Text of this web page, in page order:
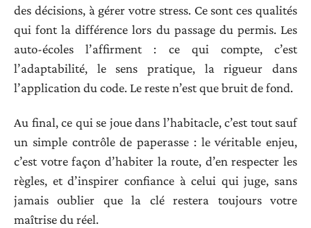
des décisions, à gérer votre stress. Ce sont ces qualités
qui font la différence lors du passage du permis. Les
auto-écoles l’affirment : ce qui compte, c’est
l’adaptabilité, le sens pratique, la rigueur dans
l’application du code. Le reste n’est que bruit de fond.
Au final, ce qui se joue dans l’habitacle, c’est tout sauf
un simple contrôle de paperasse : le véritable enjeu,
c’est votre façon d’habiter la route, d’en respecter les
règles, et d’inspirer confiance à celui qui juge, sans
jamais oublier que la clé restera toujours votre
maîtrise du réel.